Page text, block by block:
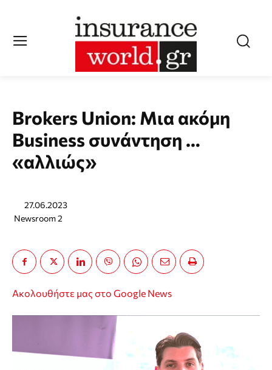
Brokers Union: Μια ακόμη
Business συνάντηση …
«αλλιώς»
27.06.2023
Newsroom 2
Ακολουθήστε μας στο Google News